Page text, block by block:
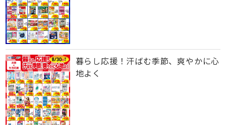
暮らし応援！汗ばむ季節、爽やかに心
地よく